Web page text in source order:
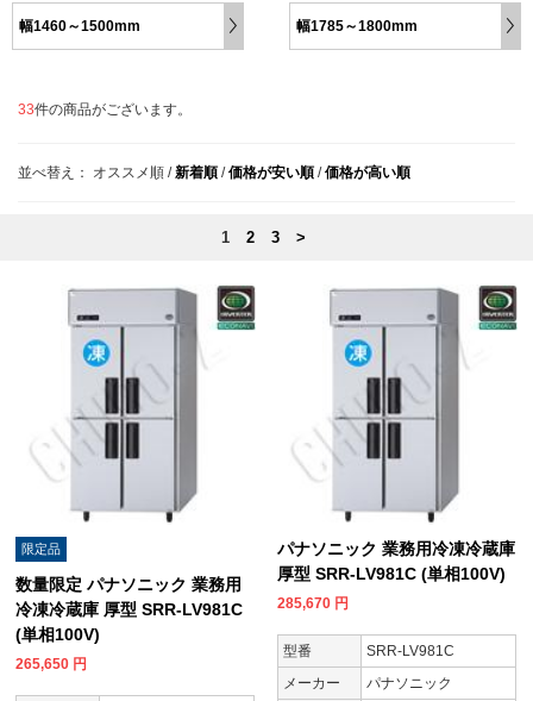
幅1460～1500mm 幅1785～1800mm
33件の商品がございます。
並べ替え： オススメ順 /新着順 /価格が安い順 /価格が高い順
1 2 3 >
限定品
数量限定 パナソニック 業務用
冷凍冷蔵庫 厚型 SRR-LV981C
(単相100V)
265,650 円
パナソニック 業務用冷凍冷蔵庫
厚型 SRR-LV981C (単相100V)
285,670 円
型番
SRR-LV981C
メーカー
パナソニック